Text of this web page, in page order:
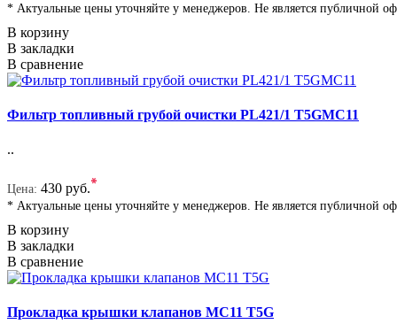
* Актуальные цены уточняйте у менеджеров. Не является публичной
В корзину
В закладки
В сравнение
Фильтр топливный грубой очистки PL421/1 T5GMC11
..
Цена: 430 руб.*
* Актуальные цены уточняйте у менеджеров. Не является публичной
В корзину
В закладки
В сравнение
Прокладка крышки клапанов MC11 T5G